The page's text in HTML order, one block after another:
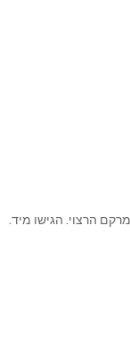
הרצוי. הגישו מיד.